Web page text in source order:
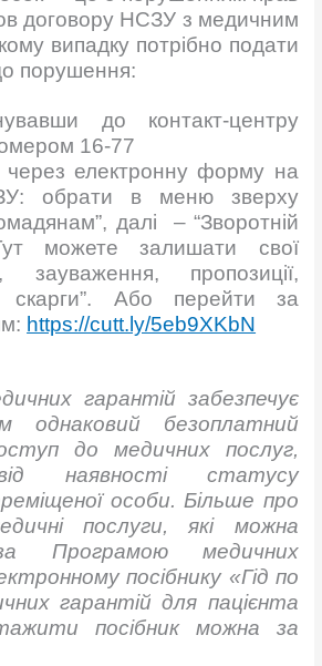
договору НСЗУ з медичним
випадку потрібно подати
порушення:
до контакт-центру
16-77
електронну форму на
обрати в меню зверху
далі – “Зворотній
можете залишати свої
зауваження, пропозиції,
скарги”. Або перейти за
https://cutt.ly/5eb9XKbN
гарантій забезпечує
однаковий безоплатний
до медичних послуг,
наявності статусу
особи. Більше про
послуги, які можна
Програмою медичних
посібнику «Гід по
гарантій для пацієнта
посібник можна за